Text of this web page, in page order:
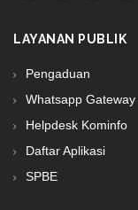
LAYANAN PUBLIK
Pengaduan
Whatsapp Gateway
Helpdesk Kominfo
Daftar Aplikasi
SPBE